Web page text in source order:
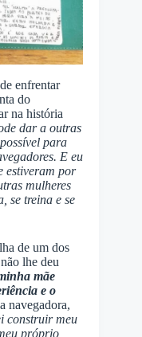
enfrentar
do
na história
dar a outras
para
E eu
estiveram por
mulheres
se treina e se
de um dos
lhe deu
mãe
e o
navegadora,
construir meu
próprio